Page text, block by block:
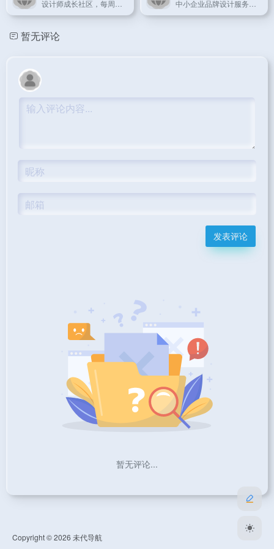
暂无评论
发表评论
暂无评论...
Copyright © 2026 未代导航